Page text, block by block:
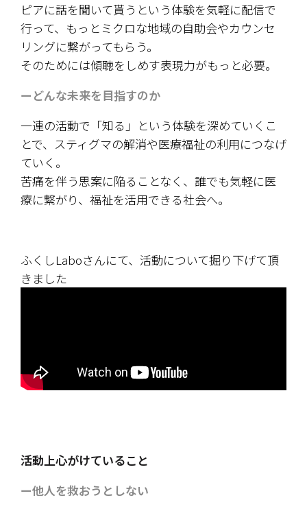
ピアに話を聞いて貰うという体験を気軽に配信で
行って、もっとミクロな地域の自助会やカウンセ
リングに繋がってもらう。
そのためには傾聴をしめす表現力がもっと必要。
ーどんな未来を目指すのか
一連の活動で「知る」という体験を深めていくこ
とで、スティグマの解消や医療福祉の利用につなげ
ていく。
苦痛を伴う思案に陥ることなく、誰でも気軽に医
療に繋がり、福祉を活用できる社会へ。
ふくしLaboさんにて、活動について掘り下げて頂
きました
活動上心がけていること
ー他人を救おうとしない